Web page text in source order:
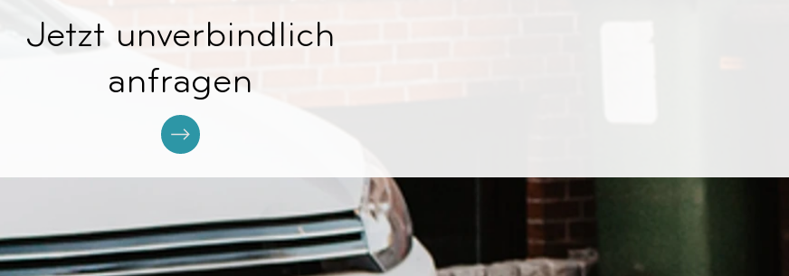
Jetzt unverbindlich
anfragen